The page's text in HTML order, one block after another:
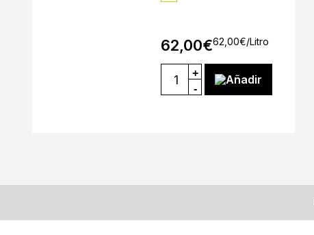
62,00€62,00€/Litro
+
-
Añadir